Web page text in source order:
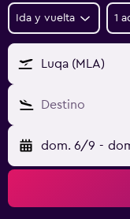
Ida y vuelta 1
Luqa (MLA)
Destino
dom. 6/9 -